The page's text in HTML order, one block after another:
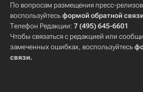
По вопросам размещения пресс-
воспользуйтесьформой обратной
Телефон Редакции: 7 (495) 645-6601
Чтобы связаться с редакцией или
замеченных ошибках, воспользуйтесь
связи.